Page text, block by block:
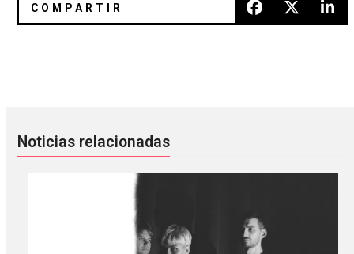
Noticias relacionadas